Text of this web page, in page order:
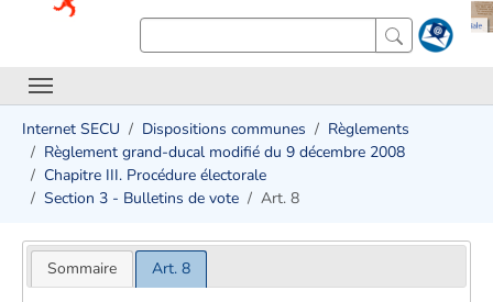
Internet SECU Dispositions communes
Règlements
Règlement grand-ducal modifié du 9 décembre 2008
Chapitre III. Procédure électorale
Section 3 - Bulletins de vote
Art. 8
Sommaire Art. 8